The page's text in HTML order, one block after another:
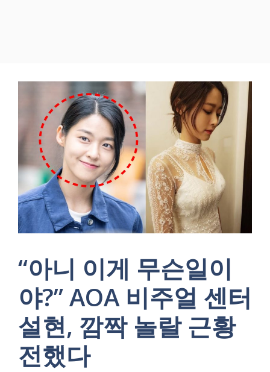
“아니 이게 무슨일이
야?” AOA 비주얼 센터
설현, 깜짝 놀랄 근황
전했다